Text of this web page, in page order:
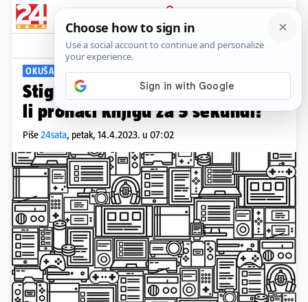
PRIJAVA
Viral Komentari
OKUŠAJTE SE
Stigla nova mozgalica: Možete
li pronaći knjigu za 5 sekundi?
Piše24sata, petak, 14.4.2023. u 07:02